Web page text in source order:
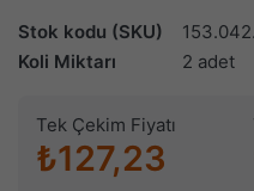
Stok kodu (SKU)
Koli Miktarı
2 adet
Tek Çekim Fiyatı
₺127,23